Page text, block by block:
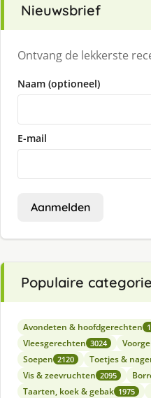
Nieuwsbrief
Ontvang de lekkerste
Naam (optioneel)
E-mail
Aanmelden
Populaire
Avondeten & hoofdgerechten
Vleesgerechten 3024
Soepen 2120 Toetjes &
Vis & zeevruchten 2095
Taarten, koek & gebak 1975